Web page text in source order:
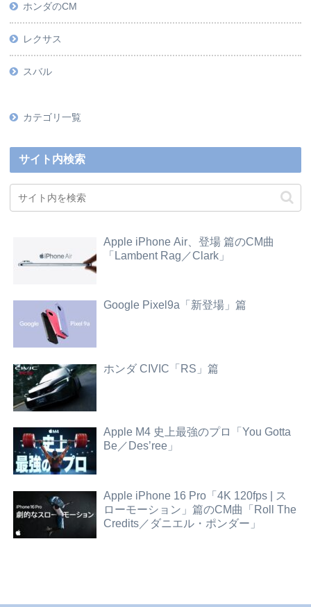
ホンダのCM
レクサス
スバル
カテゴリ一覧
サイト内検索
Apple iPhone Air、登場 篇のCM曲
「Lambent Rag／Clark」
Google Pixel9a「新登場」篇
ホンダ CIVIC「RS」篇
Apple M4 史上最強のプロ「You Gotta
Be／Des’ree」
Apple iPhone 16 Pro「4K 120fps | ス
ローモーション」篇のCM曲「Roll The
Credits／ダニエル・ポンダー」